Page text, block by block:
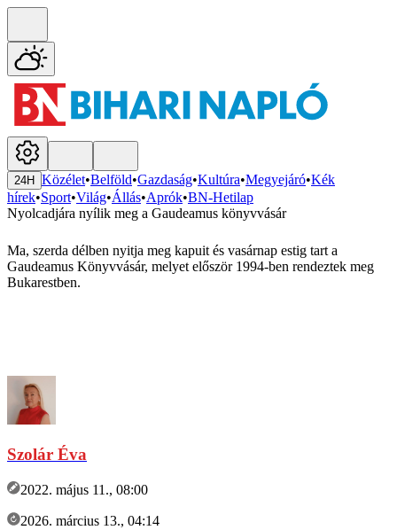
24H Közélet•Belföld•Gazdaság•Kultúra•Megyejáró•Kék
hírek•Sport•Világ•Állás•Aprók•BN-Hetilap
Nyolcadjára nyílik meg a Gaudeamus könyvvásár
Ma, szerda délben nyitja meg kapuit és vasárnap estig tart a
Gaudeamus Könyvvásár, melyet először 1994-ben rendeztek meg
Bukarestben.
Szolár Éva
2022. május 11., 08:00
2026. március 13., 04:14